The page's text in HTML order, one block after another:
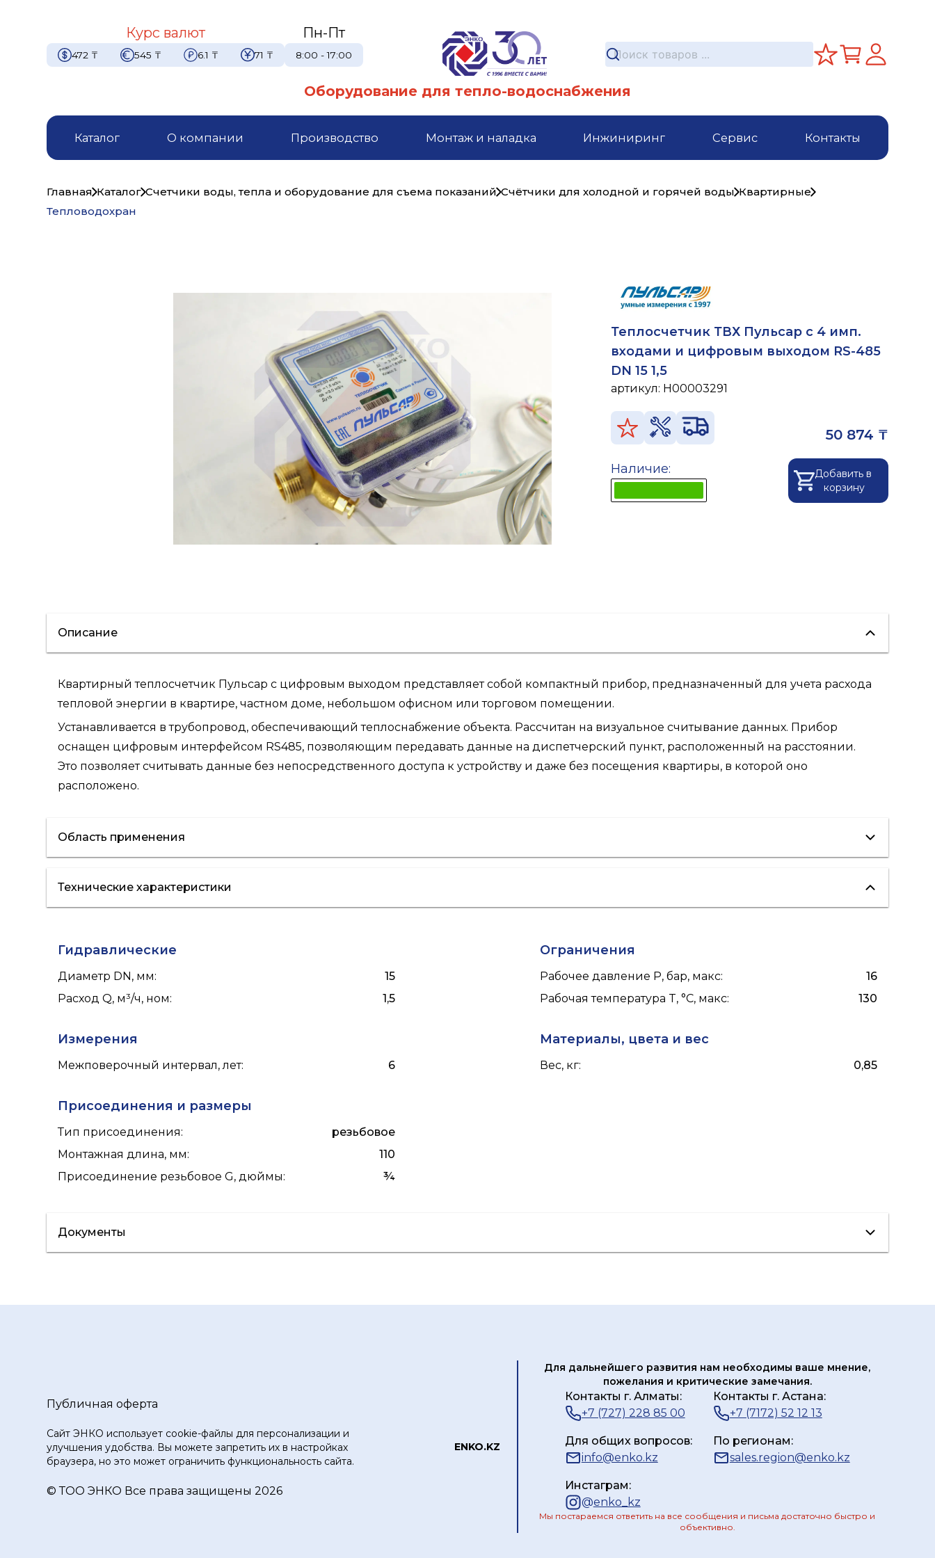
Курс валют
472 ₸ 545 ₸ 6.1 ₸ 71 ₸
Пн-Пт
8:00 - 17:00
Оборудование для тепло-водоснабжения
Каталог О компании Производство Монтаж и наладка Инжиниринг Сервис Контакты
Главная Каталог Счетчики воды, тепла и оборудование для съема показаний Счётчики для холодной и горячей воды Квартирные
Тепловодохран
Теплосчетчик ТВХ Пульсар с 4 имп.
входами и цифровым выходом RS-485
DN 15 1,5
артикул: H00003291
50 874 ₸
Наличие:
Добавить в
корзину
Описание
Квартирный теплосчетчик Пульсар с цифровым выходом представляет собой компактный прибор, предназначенный для учета расхода
тепловой энергии в квартире, частном доме, небольшом офисном или торговом помещении.
Устанавливается в трубопровод, обеспечивающий теплоснабжение объекта. Рассчитан на визуальное считывание данных. Прибор
оснащен цифровым интерфейсом RS485, позволяющим передавать данные на диспетчерский пункт, расположенный на расстоянии.
Это позволяет считывать данные без непосредственного доступа к устройству и даже без посещения квартиры, в которой оно
расположено.
Область применения
отопление
Технические характеристики
Гидравлические
Диаметр DN, мм:
15
Расход Q, м³/ч, ном: 1,5
Ограничения
Рабочее давление P, бар, макс:
16
Рабочая температура T, °C, макс: 130
Измерения
Межповерочный интервал, лет: 6
Материалы, цвета и вес
Вес, кг: 0,85
Присоединения и размеры
Тип присоединения:
резьбовое
Монтажная длина, мм:
110
Присоединение резьбовое G, дюймы: ¾
Документы
Публичная оферта
Сайт ЭНКО использует cookie-файлы для персонализации и
улучшения удобства. Вы можете запретить их в настройках
браузера, но это может ограничить функциональность сайта.
© ТOO ЭНКО Все права защищены 2026
ЕNKO.KZ
Для дальнейшего развития нам необходимы ваше мнение,
пожелания и критические замечания.
Контакты г. Алматы:
+7 (727) 228 85 00
Контакты г. Астана:
+7 (7172) 52 12 13
Для общих вопросов:
info@enko.kz
По регионам:
sales.region@enko.kz
Инстаграм:
@enko_kz
Мы постараемся ответить на все сообщения и письма достаточно быстро и
объективно.